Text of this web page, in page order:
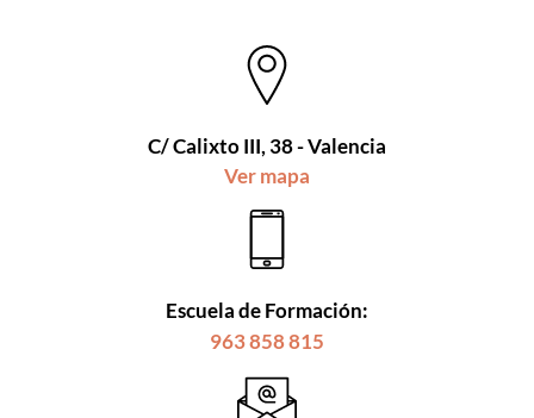
C/ Calixto III, 38 - Valencia
Ver mapa
Escuela de Formación:
963 858 815